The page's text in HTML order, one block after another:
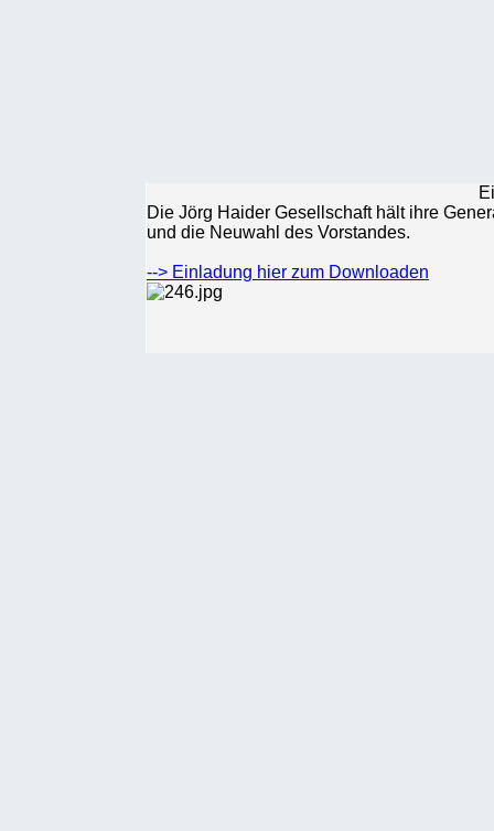
Die Jörg Haider Gesellschaft hält ihre
und die Neuwahl des Vorstandes.
--> Einladung hier zum Downloaden